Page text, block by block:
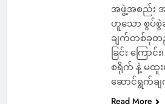
အဖွဲ့အစည်း
ဟူသော စွပ်စွဲ
ချက်တစ်ခုတ
ခြင်း ကြေ
စရိုက် နဲ့ မထူး
ဆောင်ရွက်ခ
Read More